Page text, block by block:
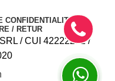
CONFIDENTIALITATE
/ RETUR
/ CUI 42222282 /